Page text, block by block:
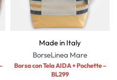
Made in Italy
BorseLinea Mare
Borsa con Tela AIDA + Pochette –
BL299